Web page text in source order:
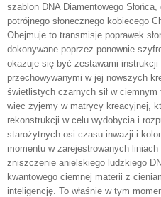
szablon DNA Diamentowego
potrójnego słonecznego kobiecego
Obejmuje to transmisje poprawek
dokonywane poprzez ponownie
okazuje się być zestawami
przechowywanymi w jej nowszych
świetlistych czarnych sił w
więc żyjemy w matrycy kreacyjnej,
rekonstrukcji w celu wydobycia i
starożytnych osi czasu inwazji i
momentu w zarejestrowanych
zniszczenie anielskiego ludzkiego
kwantowego ciemnej materii z
inteligencję. To właśnie w tym